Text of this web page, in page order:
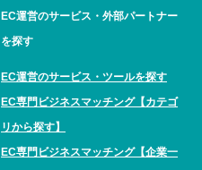
EC運営のサービス・外部パートナー
を探す
EC運営のサービス・ツールを探す
EC専門ビジネスマッチング【カテゴ
リから探す】
EC専門ビジネスマッチング【企業一